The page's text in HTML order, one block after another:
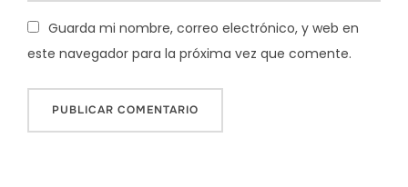
Guarda mi nombre, correo electrónico, y web en
este navegador para la próxima vez que comente.